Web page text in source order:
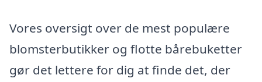
Vores oversigt over de mest populære
blomsterbutikker og flotte bårebuketter
gør det lettere for dig at finde det, der